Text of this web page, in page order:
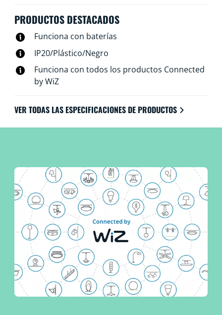
PRODUCTOS DESTACADOS
Funciona con baterías
IP20/Plástico/Negro
Funciona con todos los productos Connected
by WiZ
VER TODAS LAS ESPECIFICACIONES DE PRODUCTOS